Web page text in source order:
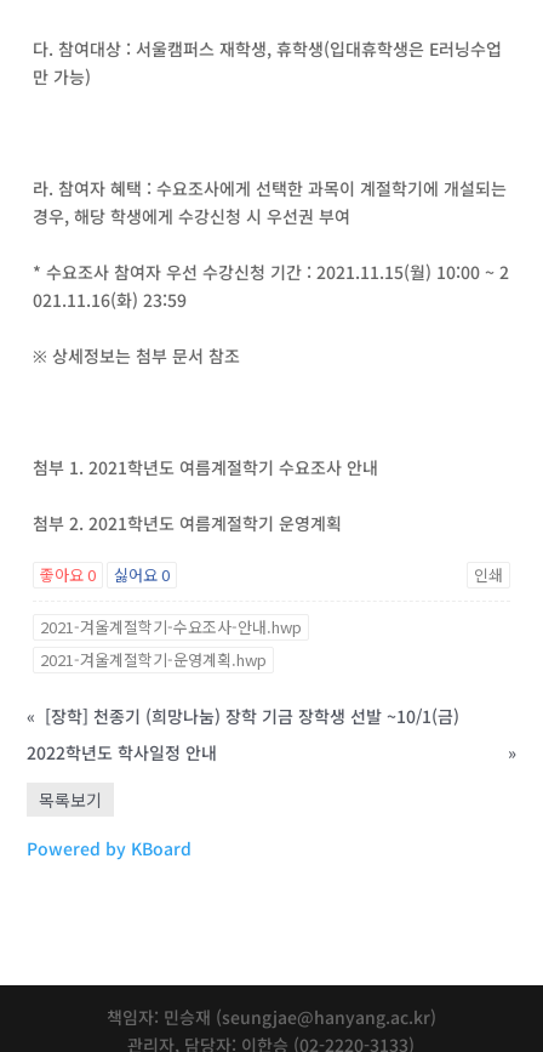
다. 참여대상 : 서울캠퍼스 재학생, 휴학생(입대휴학생은 E러닝수업
만 가능)
라. 참여자 혜택 : 수요조사에게 선택한 과목이 계절학기에 개설되는
경우, 해당 학생에게 수강신청 시 우선권 부여
* 수요조사 참여자 우선 수강신청 기간 : 2021.11.15(월) 10:00 ~ 2
021.11.16(화) 23:59
※ 상세정보는 첨부 문서 참조
첨부 1. 2021학년도 여름계절학기 수요조사 안내
첨부 2. 2021학년도 여름계절학기 운영계획
좋아요0 싫어요0 인쇄
2021-겨울계절학기-수요조사-안내.hwp
2021-겨울계절학기-운영계획.hwp
« [장학] 천종기 (희망나눔) 장학 기금 장학생 선발 ~10/1(금)
2022학년도 학사일정 안내
»
목록보기
Powered by KBoard
책임자: 민승재 (seungjae@hanyang.ac.kr)
관리자, 담당자: 이한승 (02-2220-3133)